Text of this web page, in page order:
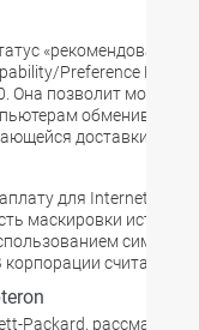
Preference
Она позволит
обмениваться
доставки
для Internet
маскировки
корпорации считают
Packard,